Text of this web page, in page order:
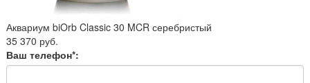
Аквариум biOrb Classic 30 MCR серебристый
35 370 руб.
Ваш телефон*: